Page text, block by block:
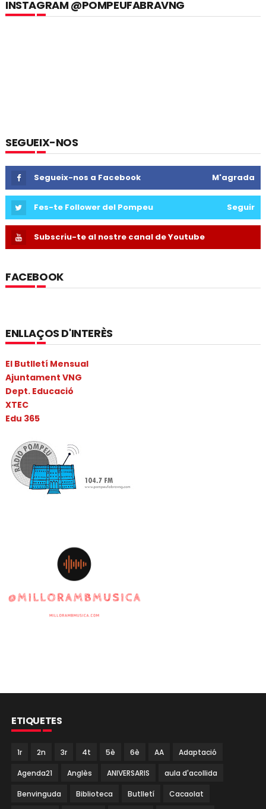
INSTAGRAM @POMPEUFABRAVNG
SEGUEIX-NOS
Segueix-nos a Facebook M'agrada
Fes-te Follower del Pompeu Seguir
Subscriu-te al nostre canal de Youtube
FACEBOOK
ENLLAÇOS D'INTERÈS
El Butlletí Mensual
Ajuntament VNG
Dept. Educació
XTEC
Edu 365
ETIQUETES
1r 2n 3r 4t 5è 6è AA Adaptació
Agenda21 Anglès ANIVERSARIS aula d'acollida
Benvinguda Biblioteca Butlletí Cacaolat